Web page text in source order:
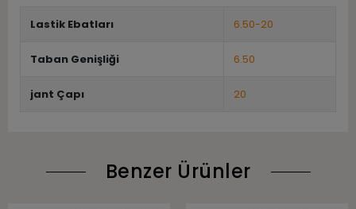
Lastik Ebatları 6.50-20
Taban Genişliği 6.50
jant Çapı 20
Benzer Ürünler